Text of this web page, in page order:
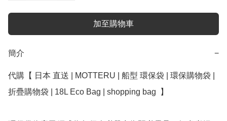
加至購物車
簡介 −
代購【 日本 直送 | MOTTERU | 船型 環保袋 | 環保購物袋 |
折疊購物袋 | 18L Eco Bag | shopping bag  】﻿